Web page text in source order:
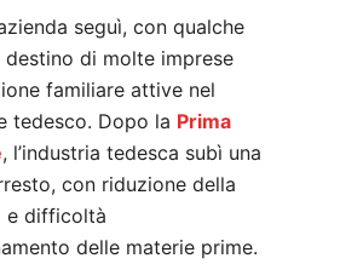
seguì, con qualche
di molte imprese
familiare attive nel
tedesco. Dopo la Prima
, l’industria tedesca subì una
con riduzione della
e difficoltà
delle materie prime.